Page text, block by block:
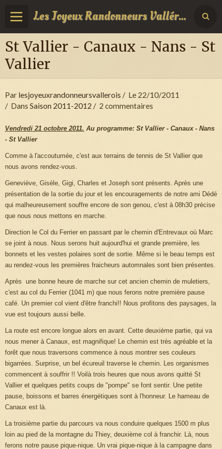
Les Joyeux Randonneurs Vallérois
St Vallier - Canaux - Nans - St
Vallier
Par lesjoyeuxrandonneursvallerois
Le 22/10/2011
Dans Saison 2011-2012 2 commentaires
Vendredi 21 octobre 2011. Au programme: St Vallier - Canaux - Nans
- St Vallier
Comme à l'accoutumée, c'est aux terrains de tennis de St Vallier que
nous avons rendez-vous.
Geneviève, Gisèle, Gigi, Charles et Joseph sont présents. Après une
présentation de la sortie du jour et les encouragements de notre ami Dédé
qui malheureusement souffre encore de son genou, c'est à 08h30 précise
que nous nous mettons en marche.
Direction le Col du Ferrier en passant par le chemin d'Entrevaux où Marc
se joint à nous. Nous serons huit aujourd'hui et grande première, les
bonnets et les vestes polaires sont de sortie. Même si le beau temps est
au rendez-vous les premières fraicheurs automnales sont bien présentes.
Après une bonne heure de marche sur cet ancien chemin de muletiers,
c'est au col du Ferrier (1041 m) que nous ferons notre première pause
café. Un premier col vient d'être franchi!! Nous profitons des paysages, la
vue est toujours aussi belle.
La route est encore longue alors en avant. Cette deuxième partie, qui va
nous mener à Canaux, est magnifique! Le chemin est très agréable et la
forêt que nous traversons commence à nous montrer ses couleurs
bigarrées. Surprise, un bel écureuil traverse le chemin. Les organismes
commencent à souffrir !! Voilà trois heures que nous avons quitté St
Vallier et quelques petits coups de "pompe" se font sentir. Une petite
pause, boissons et barres énergétiques sont à l'honneur. Le hameau de
Canaux est là.
La troisième partie du parcours va nous conduire quelques 1500 m plus
loin au pied de la montagne du Thiey, deuxième col à franchir. Là, nous
ferons notre pause pique-nique. Un vrai pique-nique à la campagne dans